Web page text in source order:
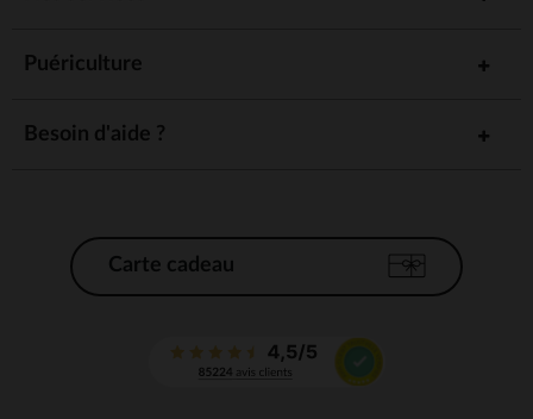
Puériculture
Besoin d'aide ?
Carte cadeau